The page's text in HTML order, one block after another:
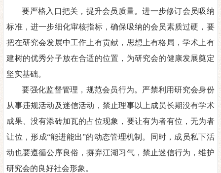
要严格入口把关，提升会员质量。进一步修订会员吸纳
标准，进一步细化审核指标，确保吸纳的会员素质过硬，要
把在研究会发展中工作上有贡献，思想上有格局，学术上有
建树的优秀分子放在合适的位置，为研究会的健康发展奠定
坚实基础。
要强化监督管理，规范会员行为。 严禁利用研究会身份
从事违规活动及迷信活动，禁止理事以 上成员长期没有学术
成果、没有添砖加瓦的占位现象，要让有为者有位，无为者
让位，形成“能进能出”的动态管理机制 。 同时， 成 员私下活
动也要遵循公序良俗，摒弃江湖习气，禁止迷信行为，维护
研究会的良好社会形象。